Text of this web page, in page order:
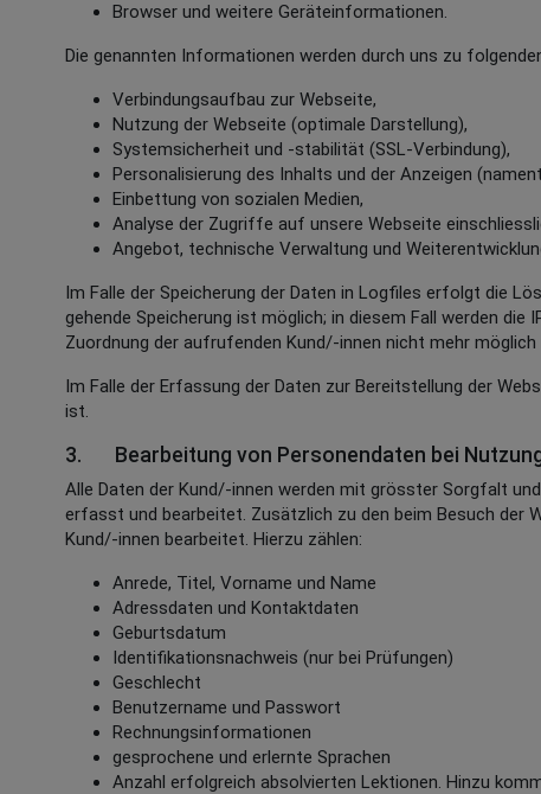
Browser und weitere Geräteinformationen.
Die genannten Informationen werden durch uns zu
Verbindungsaufbau zur Webseite,
Nutzung der Webseite (optimale Darstellung),
Systemsicherheit und -stabilität (SSL-Verbindung),
Personalisierung des Inhalts und der Anzeigen
Einbettung von sozialen Medien,
Analyse der Zugriffe auf unsere Webseite
Angebot, technische Verwaltung und
Im Falle der Speicherung der Daten in Logfiles erfolgt die
gehende Speicherung ist möglich; in diesem Fall werden
Zuordnung der aufrufenden Kund/-innen nicht mehr möglich
Im Falle der Erfassung der Daten zur Bereitstellung der
ist.
3. Bearbeitung von Personendaten bei
Alle Daten der Kund/-innen werden mit grösster Sorgfalt
erfasst und bearbeitet. Zusätzlich zu den beim Besuch der
Kund/-innen bearbeitet. Hierzu zählen:
Anrede, Titel, Vorname und Name
Adressdaten und Kontaktdaten
Geburtsdatum
Identifikationsnachweis (nur bei Prüfungen)
Geschlecht
Benutzername und Passwort
Rechnungsinformationen
gesprochene und erlernte Sprachen
Anzahl erfolgreich absolvierten Lektionen. Hinzu